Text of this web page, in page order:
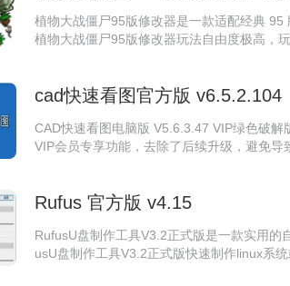
植物大战僵尸95版修改器是一款适配经典 95
植物大战僵尸95版修改器玩法自由度极高，
对局节奏，畅快体验植物抵御僵尸的趣味玩法
cad快速看图官方版 v6.5.2.104
CAD快速看图电脑版 V5.6.3.47 VIP绿色破解
VIP会员专享功能，去除了后续升级，避免
Rufus 官方版 v4.15
RufusU盘制作工具V3.2正式版是一款实用的
usU盘制作工具V3.2正式版快速制作linux系